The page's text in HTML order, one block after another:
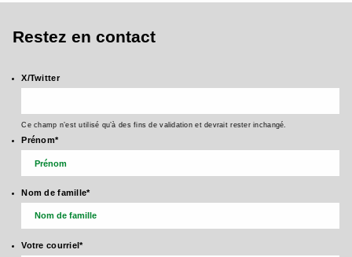
Restez en contact
X/Twitter
Ce champ n’est utilisé qu’à des fins de validation et devrait rester inchangé.
Prénom*
Nom de famille*
Votre courriel*